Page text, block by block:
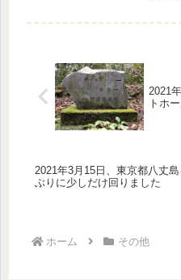
2021
トホ
2021年3月15日、東京都八丈島
ぶりに少しだけ回りました
ホーム その他